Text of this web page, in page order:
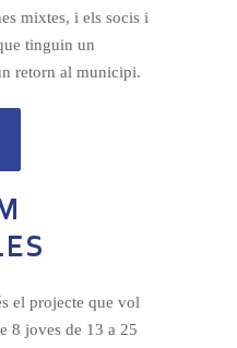
mixtes, i els socis i
tinguin un
retorn al municipi.
el projecte que vol
8 joves de 13 a 25